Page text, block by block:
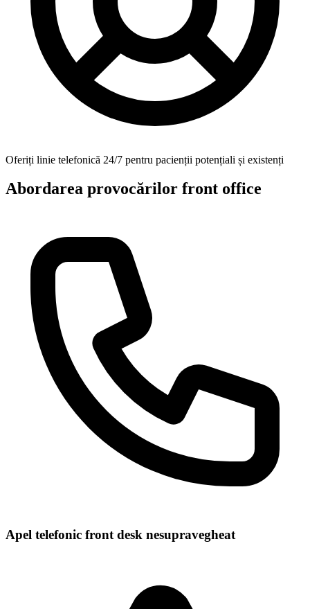
Oferiți linie telefonică 24/7 pentru pacienții potențiali și existenți
Abordarea provocărilor front office
Apel telefonic front desk nesupravegheat